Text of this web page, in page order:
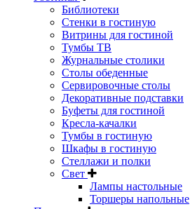
Библиотеки
Стенки в гостиную
Витрины для гостиной
Тумбы ТВ
Журнальные столики
Столы обеденные
Сервировочные столы
Декоративные подставки
Буфеты для гостиной
Кресла-качалки
Тумбы в гостиную
Шкафы в гостиную
Стеллажи и полки
Свет
Лампы настольные
Торшеры напольные